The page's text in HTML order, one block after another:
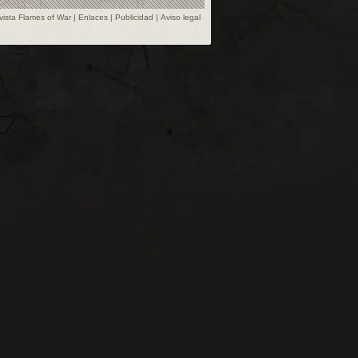
Flames of War | Enlaces | Publicidad | Aviso legal